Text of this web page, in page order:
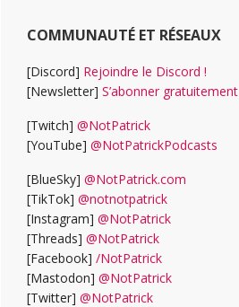
COMMUNAUTÉ ET RÉSEAUX
[Discord] Rejoindre le Discord !
[Newsletter] S’abonner gratuitement
[Twitch] @NotPatrick
[YouTube] @NotPatrickPodcasts
[BlueSky] @NotPatrick.com
[TikTok] @notnotpatrick
[Instagram] @NotPatrick
[Threads] @NotPatrick
[Facebook] /NotPatrick
[Mastodon] @NotPatrick
[Twitter] @NotPatrick